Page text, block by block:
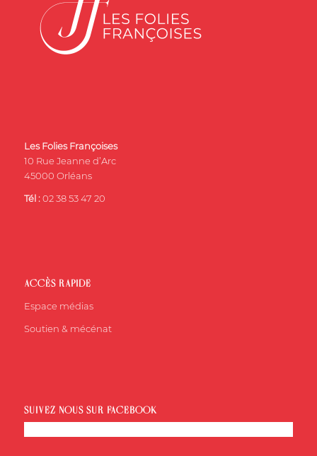
Les Folies Françoises
10 Rue Jeanne d’Arc
45000 Orléans
Tél : 02 38 53 47 20
ACCÈS RAPIDE
Espace médias
Soutien & mécénat
SUIVEZ-NOUS SUR FACEBOOK